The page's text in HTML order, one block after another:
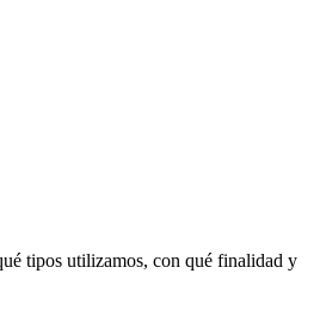
tipos utilizamos, con qué finalidad y